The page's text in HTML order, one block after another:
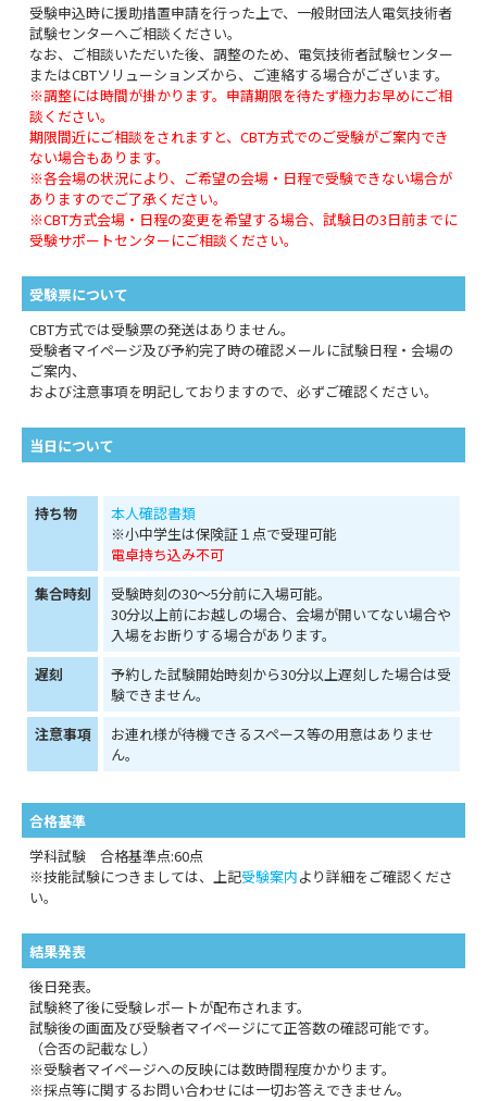
受験申込時に援助措置申請を行った上で、一般財団法人電気技術者
試験センターへご相談ください。
なお、ご相談いただいた後、調整のため、電気技術者試験センター
またはCBTソリューションズから、ご連絡する場合がございます。
※調整には時間が掛かります。申請期限を待たず極力お早めにご相
談ください。
期限間近にご相談をされますと、CBT方式でのご受験がご案内でき
ない場合もあります。
※各会場の状況により、ご希望の会場・日程で受験できない場合が
ありますのでご了承ください。
※CBT方式会場・日程の変更を希望する場合、試験日の3日前までに
受験サポートセンターにご相談ください。
受験票について
CBT方式では受験票の発送はありません。
受験者マイページ及び予約完了時の確認メールに試験日程・会場の
ご案内、
および注意事項を明記しておりますので、必ずご確認ください。
当日について
持ち物
本人確認書類
※小中学生は保険証１点で受理可能
電卓持ち込み不可
集合時刻
受験時刻の30～5分前に入場可能。
30分以上前にお越しの場合、会場が開いてない場合や
入場をお断りする場合があります。
遅刻
予約した試験開始時刻から30分以上遅刻した場合は受
験できません。
注意事項
お連れ様が待機できるスペース等の用意はありませ
ん。
合格基準
学科試験 合格基準点:60点
※技能試験につきましては、上記受験案内より詳細をご確認くださ
い。
結果発表
後日発表。
試験終了後に受験レポートが配布されます。
試験後の画面及び受験者マイページにて正答数の確認可能です。
（合否の記載なし）
※受験者マイページへの反映には数時間程度かかります。
※採点等に関するお問い合わせには一切お答えできません。